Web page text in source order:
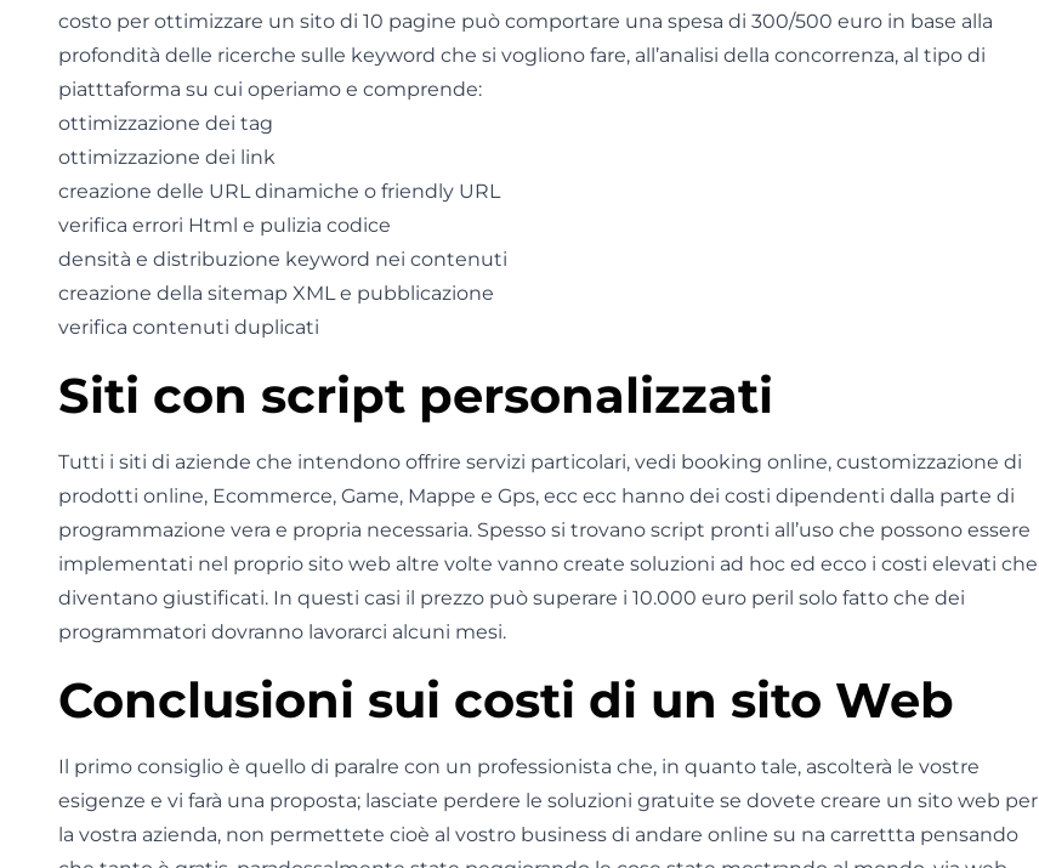
costo per ottimizzare un sito di 10 pagine può comportare una spesa di 300/500 euro in base alla
profondità delle ricerche sulle keyword che si vogliono fare, all’analisi della concorrenza, al tipo di
piatttaforma su cui operiamo e comprende:
ottimizzazione dei tag
ottimizzazione dei link
creazione delle URL dinamiche o friendly URL
verifica errori Html e pulizia codice
densità e distribuzione keyword nei contenuti
creazione della sitemap XML e pubblicazione
verifica contenuti duplicati
Siti con script personalizzati
Tutti i siti di aziende che intendono offrire servizi particolari, vedi booking online, customizzazione di
prodotti online, Ecommerce, Game, Mappe e Gps, ecc ecc hanno dei costi dipendenti dalla parte di
programmazione vera e propria necessaria. Spesso si trovano script pronti all’uso che possono essere
implementati nel proprio sito web altre volte vanno create soluzioni ad hoc ed ecco i costi elevati che
diventano giustificati. In questi casi il prezzo può superare i 10.000 euro peril solo fatto che dei
programmatori dovranno lavorarci alcuni mesi.
Conclusioni sui costi di un sito Web
Il primo consiglio è quello di paralre con un professionista che, in quanto tale, ascolterà le vostre
esigenze e vi farà una proposta; lasciate perdere le soluzioni gratuite se dovete creare un sito web per
la vostra azienda, non permettete cioè al vostro business di andare online su na carrettta pensando